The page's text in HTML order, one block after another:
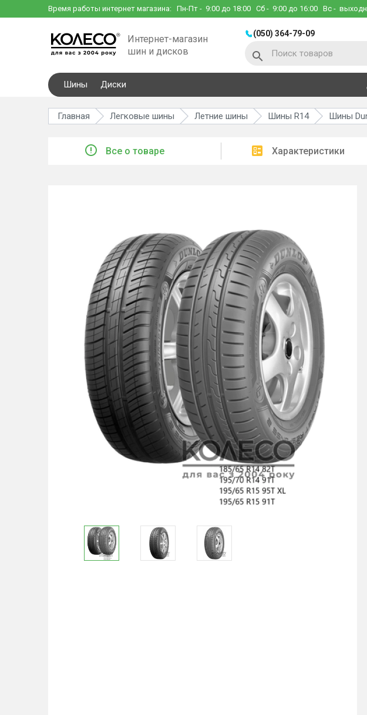
Время работы интернет магазина: Пн-Пт - 9:00 до 18:00 Сб - 9:00 до 16:00 Вс -
Интернет-магазин
шин и дисков
(050) 364-79-09
Шины Диски
Главная Легковые шины Летние шины Шины R14 Шины
Все о товаре Характеристики